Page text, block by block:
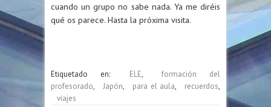
cuando un grupo no sabe nada. Ya me diréis
qué os parece. Hasta la próxima visita.
Etiquetado en: ELE,
formación del
profesorado, Japón, para el aula, recuerdos,
viajes